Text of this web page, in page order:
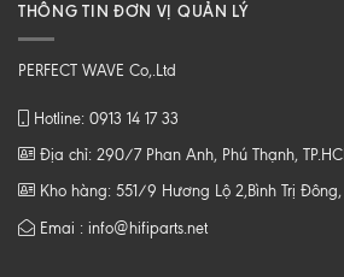
THÔNG TIN ĐƠN VỊ QUẢN LÝ
PERFECT WAVE Co,.Ltd
Hotline: 0913 14 17 33
Địa chỉ: 290/7 Phan Anh, Phú Thạnh,
Kho hàng: 551/9 Hương Lộ 2,Bình Trị Đông,
Emai : info@hifiparts.net